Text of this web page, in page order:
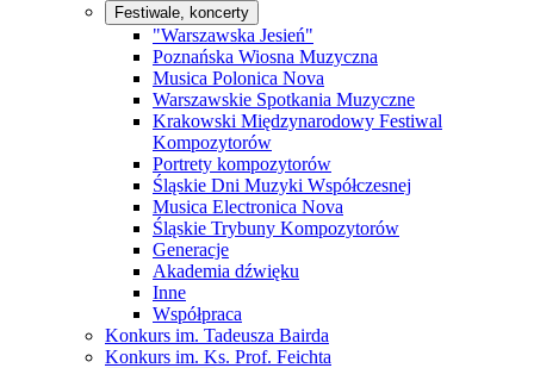
Festiwale, koncerty
"Warszawska Jesień"
Poznańska Wiosna Muzyczna
Musica Polonica Nova
Warszawskie Spotkania Muzyczne
Krakowski Międzynarodowy Festiwal
Kompozytorów
Portrety kompozytorów
Śląskie Dni Muzyki Współczesnej
Musica Electronica Nova
Śląskie Trybuny Kompozytorów
Generacje
Akademia dźwięku
Inne
Współpraca
Konkurs im. Tadeusza Bairda
Konkurs im. Ks. Prof. Feichta